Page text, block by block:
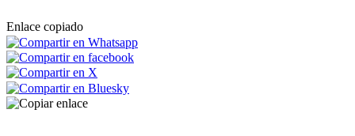
Enlace copiado